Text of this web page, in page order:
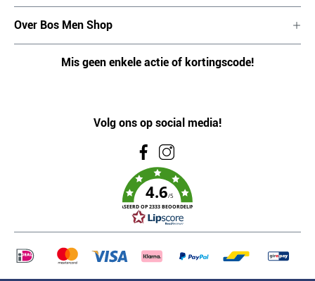
Over Bos Men Shop
Mis geen enkele actie of kortingscode!
Volg ons op social media!
4.6/5
GEBASEERD OP 2333 BEOORDELINGEN